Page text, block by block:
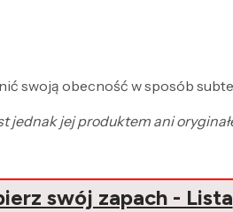
swoją obecność w sposób
jednak jej produktem ani
swój zapach - Lista